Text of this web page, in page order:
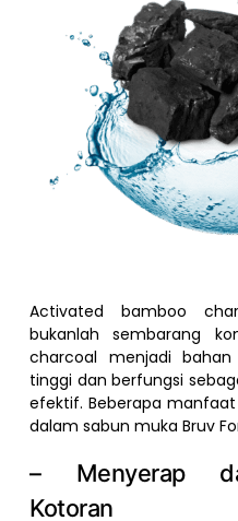
Activated bamboo
bukanlah sembarang
charcoal menjadi
tinggi dan berfungsi
efektif. Beberapa
dalam sabun muka Bruv
– Menyerap
Kotoran